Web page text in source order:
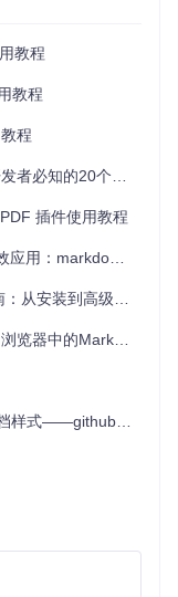
教程
教程
程
必知的20个技巧
插件使用教程
rails安装与使用指南
到高级配置全流程
文档美化工具
css完全指南